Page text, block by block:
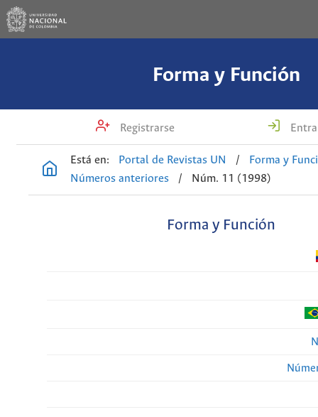
Forma y Función
Registrarse
Está en: Portal de Revistas UN /
Forma y
Números anteriores
/ Núm. 11 (1998)
Forma y Función